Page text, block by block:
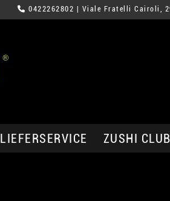
0422262802 | Viale Fratelli Cairoli,
LIEFERSERVICE ZUSHI CLUB